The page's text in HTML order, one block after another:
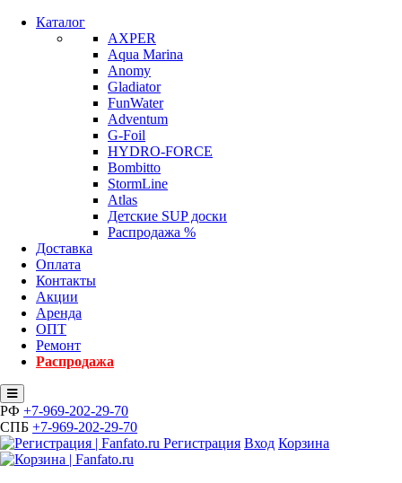
Каталог
AXPER
Aqua Marina
Anomy
Gladiator
FunWater
Adventum
G-Foil
HYDRO-FORCE
Bombitto
StormLine
Atlas
Детские SUP доски
Распродажа %
Доставка
Оплата
Контакты
Акции
Аренда
ОПТ
Ремонт
Распродажа
РФ +7-969-202-29-70
СПБ +7-969-202-29-70
Регистрация Вход Корзина